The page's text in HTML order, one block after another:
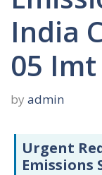
India
05
by admin
Urgent
Emissions